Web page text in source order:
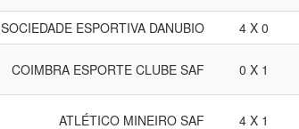
SOCIEDADE ESPORTIVA DANUBIO 4 X 0
COIMBRA ESPORTE CLUBE SAF 0 X 1
ATLÉTICO MINEIRO SAF 4 X 1